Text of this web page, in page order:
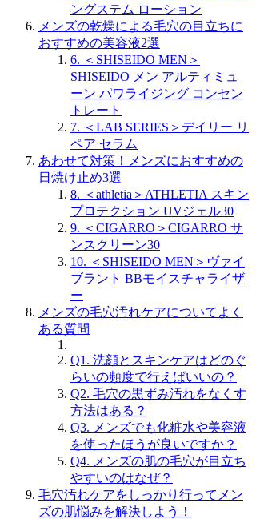
ングステム ローション
メンズの乾燥による毛穴の目立ちに
おすすめの美容液2選
6. ＜SHISEIDO MEN＞
SHISEIDO メン アルティミュ
ーン パワライジング コンセン
トレート
7. ＜LAB SERIES＞デイリー リ
ペア セラム
あわせて対策！メンズにおすすめの
日焼け止め3選
8. ＜athletia＞ATHLETIA スキン
プロテクション UVジェル30
9. ＜CIGARRO＞CIGARRO サ
ンスクリーン30
10. ＜SHISEIDO MEN＞ヴァイ
ブラント BBモイスチャライザ
ー
メンズの毛穴汚れケアについてよく
ある質問
Q1. 洗顔とスキンケアはどのぐ
らいの頻度で行えばいいの？
Q2. 毛穴の黒ずみ汚れをなくす
方法はある？
Q3. メンズでも化粧水や美容液
を使ったほうが良いですか？
Q4. メンズの肌の毛穴が目立ち
やすいのはなぜ？
毛穴汚れケアをしっかり行ってメン
ズの肌悩みを解決しよう！